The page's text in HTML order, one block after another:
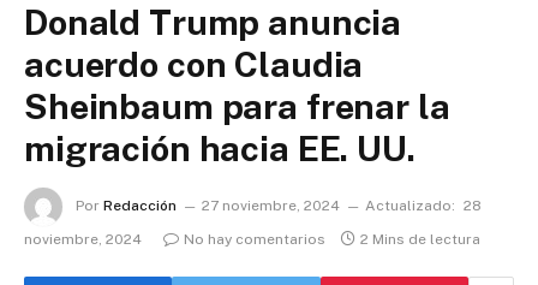
Donald Trump anuncia
acuerdo con Claudia
Sheinbaum para frenar la
migración hacia EE. UU.
Por Redacción 27 noviembre, 2024 Actualizado: 28
noviembre, 2024
No hay comentarios 2 Mins de lectura